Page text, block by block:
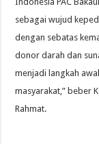
sebagai wujud
dengan sebatas
donor darah dan
menjadi langkah
masyarakat,” beber
Rahmat.